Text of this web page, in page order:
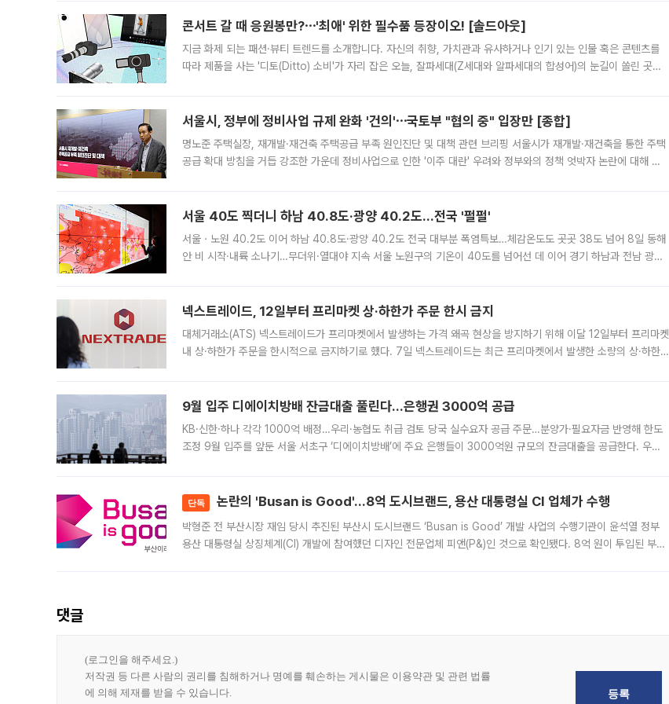
콘서트 갈 때 응원봉만?⋯'최애' 위한 필수품 등장이오! [솔드아웃]
지금 화제 되는 패션·뷰티 트렌드를 소개합니다. 자신의 취향, 가치관과 유사하거나 인기 있는 인물 혹은 콘텐츠를
따라 제품을 사는 '디토(Ditto) 소비'가 자리 잡은 오늘, 잘파세대(Z세대와 알파세대의 합성어)의 눈길이 쏠린 곳은
서울시, 정부에 정비사업 규제 완화 '건의'⋯국토부 "협의 중" 입장만 [종합]
명노준 주택실장, 재개발·재건축 주택공급 부족 원인진단 및 대책 관련 브리핑 서울시가 재개발·재건축을 통한 주택
공급 확대 방침을 거듭 강조한 가운데 정비사업으로 인한 '이주 대란' 우려와 정부와의 정책 엇박자 논란에 대해 정
서울 40도 찍더니 하남 40.8도·광양 40.2도…전국 '펄펄'
서울ㆍ노원 40.2도 이어 하남 40.8도·광양 40.2도 전국 대부분 폭염특보…체감온도도 곳곳 38도 넘어 8일 동해
안 비 시작·내륙 소나기…무더위·열대야 지속 서울 노원구의 기온이 40도를 넘어선 데 이어 경기 하남과 전남 광양
넥스트레이드, 12일부터 프리마켓 상·하한가 주문 한시 금지
대체거래소(ATS) 넥스트레이드가 프리마켓에서 발생하는 가격 왜곡 현상을 방지하기 위해 이달 12일부터 프리마켓
내 상·하한가 주문을 한시적으로 금지하기로 했다. 7일 넥스트레이드는 최근 프리마켓에서 발생한 소량의 상·하한
9월 입주 디에이치방배 잔금대출 풀린다…은행권 3000억 공급
KB·신한·하나 각각 1000억 배정…우리·농협도 취급 검토 당국 실수요자 공급 주문…분양가·필요자금 반영해 한도
조정 9월 입주를 앞둔 서울 서초구 ‘디에이치방배’에 주요 은행들이 3000억원 규모의 잔금대출을 공급한다. 우리
단독 논란의 'Busan is Good'…8억 도시브랜드, 용산 대통령실 CI 업체가 수행
박형준 전 부산시장 재임 당시 추진된 부산시 도시브랜드 ‘Busan is Good’ 개발 사업의 수행기관이 윤석열 정부
용산 대통령실 상징체계(CI) 개발에 참여했던 디자인 전문업체 피앤(P&)인 것으로 확인됐다. 8억 원이 투입된 부산
댓글